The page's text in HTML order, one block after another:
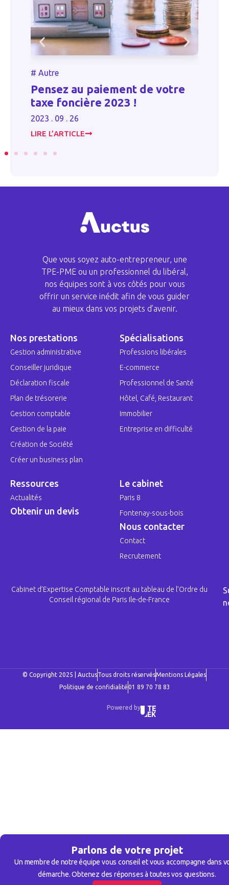
# Autre
Pensez au paiement de votre
taxe foncière 2023 !
2023 . 09 . 26
LIRE L’ARTICLE
Parlons de votre projet
Un membre de notre équipe vous conseil et vous accompagne dans
démarche. Obtenez des réponses à toutes vos questions.
Que vous soyez auto-entrepreneur, une
TPE-PME ou un professionnel du libéral,
nos équipes sont à vos côtés pour vous
offrir un service inédit afin de vous guider
au mieux dans vos projets d’avenir.
Nos prestations
Gestion administrative
Conseiller juridique
Déclaration fiscale
Plan de trésorerie
Gestion comptable
Gestion de la paie
Création de Société
Créer un business plan
Spécialisations
Professions libérales
E-commerce
Professionnel de Santé
Hôtel, Café, Restaurant
Immobilier
Entreprise en difficulté
Ressources
Actualités
Obtenir un devis
Le cabinet
Paris 8
Fontenay-sous-bois
Nous contacter
Contact
Recrutement
Cabinet d’Expertise Comptable inscrit au tableau de l’Ordre du
Conseil régional de Paris Ile-de-France
© Copyright 2025 | AuctusTous droits réservésMentions Légales
Politique de confidialité01 89 70 78 83
Powered by